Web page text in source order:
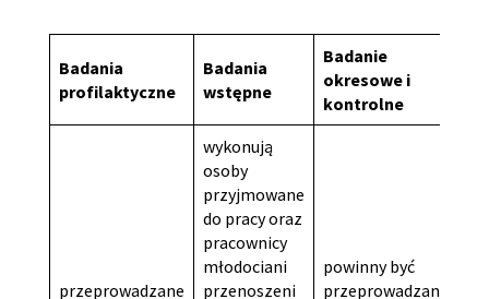
Badania
profilaktyczne
Badania
wstępne
Badanie
okresowe i
kontrolne
przeprowadzane
wykonują
osoby
przyjmowane
do pracy oraz
pracownicy
młodociani
przenoszeni
powinny być
przeprowadzane w